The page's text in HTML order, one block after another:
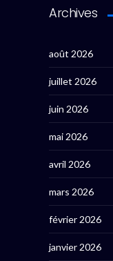
Archives
août 2026
juillet 2026
juin 2026
mai 2026
avril 2026
mars 2026
février 2026
janvier 2026